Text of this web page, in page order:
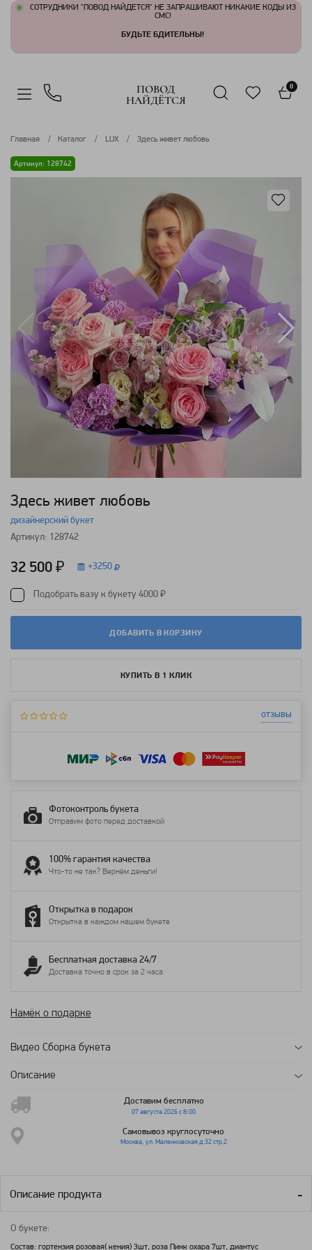
СОТРУДНИКИ "ПОВОД НАЙДЕТСЯ" НЕ ЗАПРАШИВАЮТ НИКАКИЕ КОДЫ ИЗ
СМС!
БУДЬТЕ БДИТЕЛЬНЫ!
ПОВОД
НАЙДЁТСЯ
0
Главная Каталог LUX Здесь живет любовь
Артикул: 128742
Здесь живет любовь
дизайнерский букет
Артикул: 128742
32 500 ₽ +3250
Подобрать вазу к букету 4000 ₽
ДОБАВИТЬ В КОРЗИНУ
КУПИТЬ В 1 КЛИК
отзывы
Фотоконтроль букета
Отправим фото перед доставкой
100% гарантия качества
Что-то не так? Вернём деньги!
Открытка в подарок
Открытка в каждом нашем букете
Бесплатная доставка 24/7
Доставка точно в срок за 2 часа
Намёк о подарке
Видео Сборка букета
Описание
Доставим бесплатно
07 августа 2026 с 8:00
Самовывоз круглосуточно
Москва, ул. Маленковская д.32 стр.2
Описание продукта
О букете:
Состав: гортензия розовая( кения) 3шт, роза Пинк охара 7шт, диантус